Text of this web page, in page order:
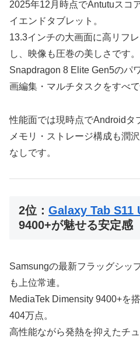
2025年12月時点でAntutuスコ
イエンドタブレット。
13.3インチの大画面に高リフ
し、映像も圧巻の美しさです。
Snapdragon 8 Elite Gen5のパ
画編集・マルチタスクをすべ
性能面では現時点でAndroidタ
メモリ・ストレージ構成も潤
なしです。
2位： Galaxy Tab S11
9400+が魅せる安定感
Samsungの最新フラッグシッ
も上位常連。
MediaTek Dimensity 9400+を
404万点。
高性能ながら発熱を抑えたチ